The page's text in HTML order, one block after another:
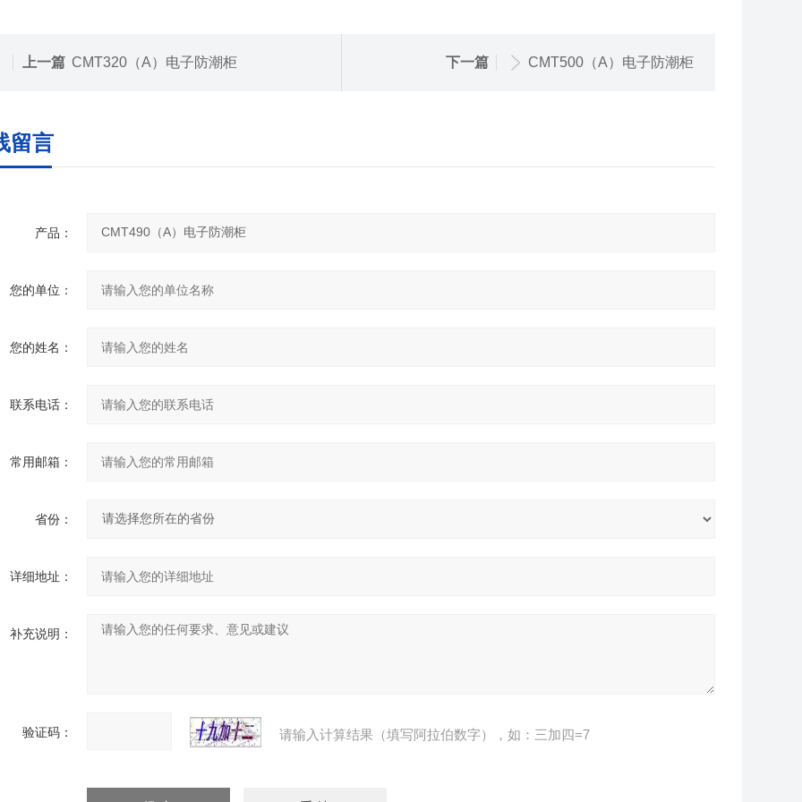
上一篇 CMT320（A）电子防潮柜 下一篇 CMT500（A）电子防潮柜
留言
产品：
您的单位：
您的姓名：
联系电话：
常用邮箱：
省份：
详细地址：
补充说明：
验证码： 请输入计算结果（填写阿拉伯数字），如：三加四=7